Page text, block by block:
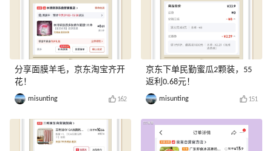
分享面膜羊毛，京东淘宝齐开
花！
misunting 162
京东下单民勤蜜瓜2颗装，55
返利0.68元！
misunting 151